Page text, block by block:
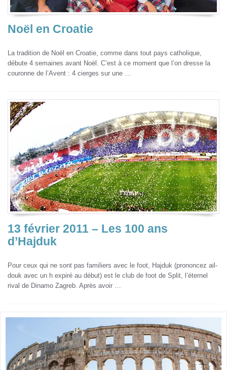
Noël en Croatie
La tradition de Noël en Croatie, comme dans tout pays catholique,
débute 4 semaines avant Noël. C’est à ce moment que l’on dresse la
couronne de l’Avent : 4 cierges sur une …
13 février 2011 – Les 100 ans
d’Hajduk
Pour ceux qui ne sont pas familiers avec le foot, Hajduk (prononcez ail-
douk avec un h expiré au début) est le club de foot de Split, l’éternel
rival de Dinamo Zagreb. Après avoir …